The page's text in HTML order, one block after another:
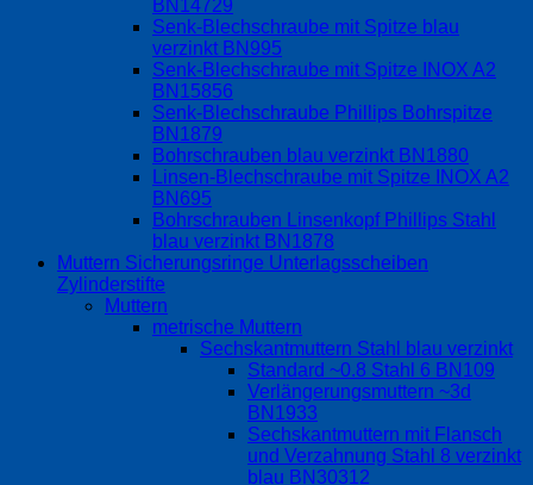
BN14729
Senk-Blechschraube mit Spitze blau
verzinkt BN995
Senk-Blechschraube mit Spitze INOX A2
BN15856
Senk-Blechschraube Phillips Bohrspitze
BN1879
Bohrschrauben blau verzinkt BN1880
Linsen-Blechschraube mit Spitze INOX A2
BN695
Bohrschrauben Linsenkopf Phillips Stahl
blau verzinkt BN1878
Muttern Sicherungsringe Unterlagsscheiben
Zylinderstifte
Muttern
metrische Muttern
Sechskantmuttern Stahl blau verzinkt
Standard ~0.8 Stahl 6 BN109
Verlängerungsmuttern ~3d
BN1933
Sechskantmuttern mit Flansch
und Verzahnung Stahl 8 verzinkt
blau BN30312